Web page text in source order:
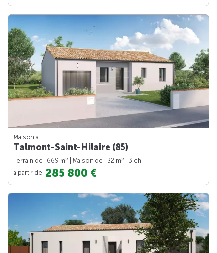
Maison à
Talmont-Saint-Hilaire (85)
Terrain de : 669 m2 | Maison de : 82 m2
| 3 ch.
à partir de 285 800 €